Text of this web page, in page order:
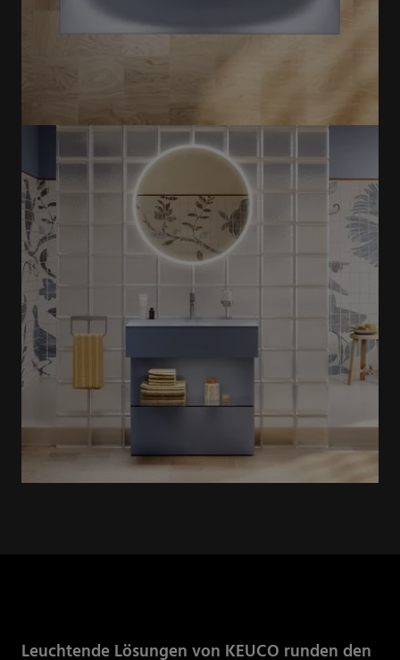
Leuchtende Lösungen von KEUCO runden den